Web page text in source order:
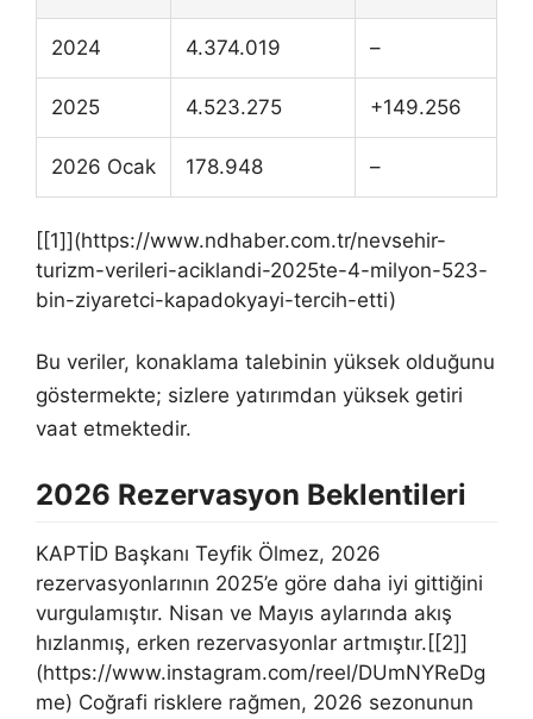
2024 4.374.019 –
2025 4.523.275 +149.256
2026 Ocak 178.948 –
[[1]](https://www.ndhaber.com.tr/nevsehir-
turizm-verileri-aciklandi-2025te-4-milyon-523-
bin-ziyaretci-kapadokyayi-tercih-etti)
Bu veriler, konaklama talebinin yüksek olduğunu
göstermekte; sizlere yatırımdan yüksek getiri
vaat etmektedir.
2026 Rezervasyon Beklentileri
KAPTİD Başkanı Teyfik Ölmez, 2026
rezervasyonlarının 2025’e göre daha iyi gittiğini
vurgulamıştır. Nisan ve Mayıs aylarında akış
hızlanmış, erken rezervasyonlar artmıştır.[[2]]
(https://www.instagram.com/reel/DUmNYReDg
me) Coğrafi risklere rağmen, 2026 sezonunun